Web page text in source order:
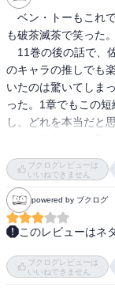
ベン・トーもこれ
も破茶滅茶で笑った。
11巻の後の話で、
のキャラの推しでも
いたのは驚いてしま
った。1章でもこの
し、どれを本当だと
ッちゃんも好きだか
佐藤が理不尽に嬲ら
白かった。私はこの
だが、理不尽な行動
だ。例えば佐藤に奢
佐藤は金がなくて半
っていたのでは理屈
だろうが、なぜか突
ブクログレビューは
いいねできません
powered by ブクログ
このレビューはネ
読者サービス的なオ
れを蛇足とみるか嬉
ブクログレビューは
いいねできません